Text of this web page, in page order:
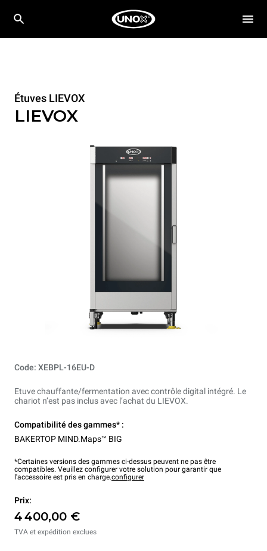
Étuves LIEVOX
LIEVOX
Code: XEBPL-16EU-D
Etuve chauffante/fermentation avec contrôle digital intégré. Le
chariot n’est pas inclus avec l’achat du LIEVOX.
Compatibilité des gammes* :
BAKERTOP MIND.Maps™ BIG
*Certaines versions des gammes ci-dessus peuvent ne pas être
compatibles. Veuillez configurer votre solution pour garantir que
l'accessoire est pris en charge.configurer
Prix:
4 400,00 €
TVA et expédition exclues